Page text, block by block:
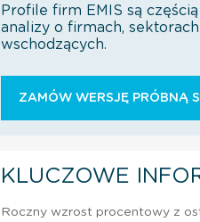
Profile firm EMIS są
analizy o firmach,
wschodzących.
ZAMÓW WERSJĘ PRÓBNĄ
KLUCZOWE
Roczny wzrost procentowy z